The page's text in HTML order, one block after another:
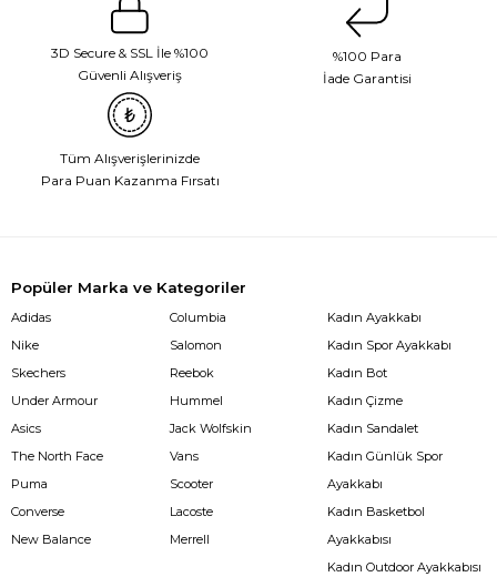
3D Secure & SSL İle %100
Güvenli Alışveriş
%100 Para
İade Garantisi
Tüm Alışverişlerinizde
Para Puan Kazanma Fırsatı
Popüler Marka ve Kategoriler
Adidas
Nike
Skechers
Under Armour
Asics
The North Face
Puma
Converse
New Balance
Columbia
Salomon
Reebok
Hummel
Jack Wolfskin
Vans
Scooter
Lacoste
Merrell
Kadın Ayakkabı
Kadın Spor Ayakkabı
Kadın Bot
Kadın Çizme
Kadın Sandalet
Kadın Günlük Spor
Ayakkabı
Kadın Basketbol
Ayakkabısı
Kadın Outdoor Ayakkabısı